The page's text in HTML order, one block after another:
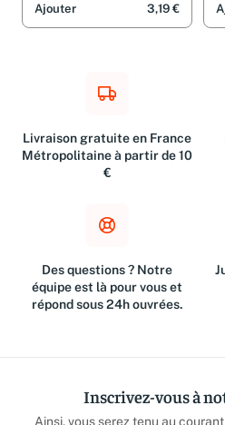
Ajouter 3,19 €
Livraison gratuite en France
Métropolitaine à partir de 10
€
Des questions ? Notre
équipe est là pour vous et
répond sous 24h ouvrées.
Inscrivez-vous à
Ainsi, vous serez tenu au